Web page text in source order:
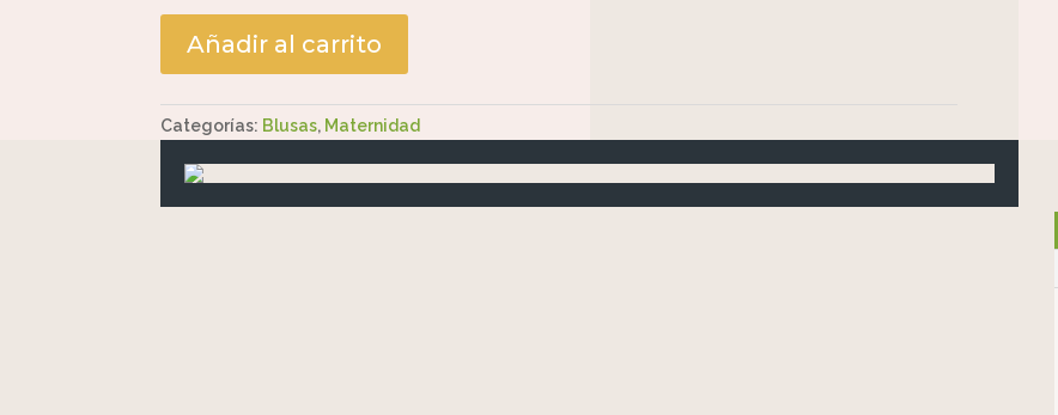
Añadir al carrito
Categorías: Blusas, Maternidad